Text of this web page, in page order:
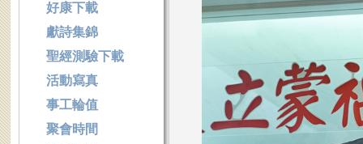
好康下載
獻詩集錦
聖經測驗下載
活動寫真
事工輪值
聚會時間